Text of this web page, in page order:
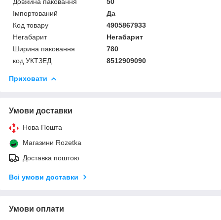
Імпортований
Да
Код товару
4905867933
Негабарит
Негабарит
Ширина паковання
780
код УКТЗЕД
8512909090
Приховати
Умови доставки
Нова Пошта
Магазини Rozetka
Доставка поштою
Всі умови доставки
Умови оплати